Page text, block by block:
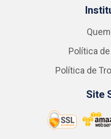
Política
Política de
Site